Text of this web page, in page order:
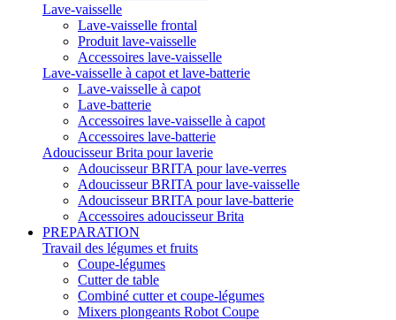
Lave-vaisselle
Lave-vaisselle frontal
Produit lave-vaisselle
Accessoires lave-vaisselle
Lave-vaisselle à capot et lave-batterie
Lave-vaisselle à capot
Lave-batterie
Accessoires lave-vaisselle à capot
Accessoires lave-batterie
Adoucisseur Brita pour laverie
Adoucisseur BRITA pour lave-verres
Adoucisseur BRITA pour lave-vaisselle
Adoucisseur BRITA pour lave-batterie
Accessoires adoucisseur Brita
PREPARATION
Travail des légumes et fruits
Coupe-légumes
Cutter de table
Combiné cutter et coupe-légumes
Mixers plongeants Robot Coupe